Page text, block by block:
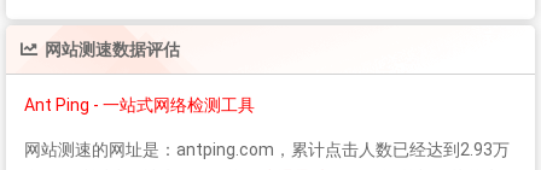
网站测速数据评估
Ant Ping - 一站式网络检测工具
网站测速的网址是：antping.com，累计点击人数已经达到2.93万